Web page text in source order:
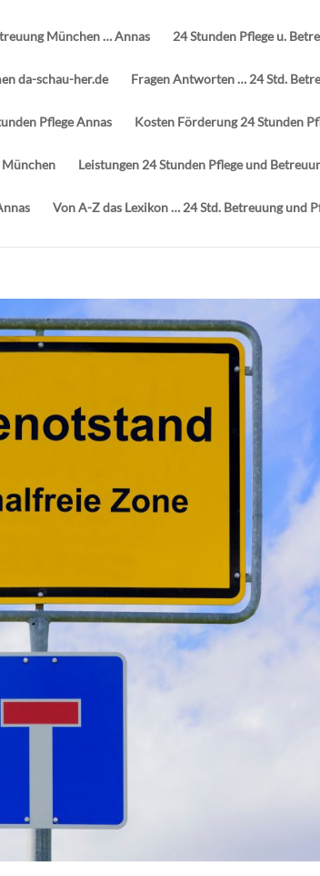
München … Annas 24 Stunden Pflege u.
da-schau-her.de Fragen Antworten … 24 Std.
Pflege Annas Kosten Förderung 24 Stunden
München Leistungen 24 Stunden Pflege und
Von A-Z das Lexikon … 24 Std. Betreuung und